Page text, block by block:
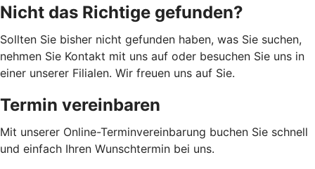
Nicht das Richtige gefunden?
Sollten Sie bisher nicht gefunden haben, was Sie suchen,
nehmen Sie Kontakt mit uns auf oder besuchen Sie uns in
einer unserer Filialen. Wir freuen uns auf Sie.
Termin vereinbaren
Mit unserer Online-Terminvereinbarung buchen Sie schnell
und einfach Ihren Wunschtermin bei uns.